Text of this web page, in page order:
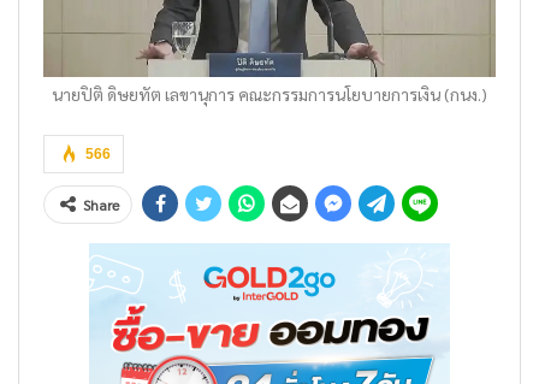
นายปิติ ดิษยทัต เลขานุการ คณะกรรมการนโยบายการเงิน (กนง.)
566
Share